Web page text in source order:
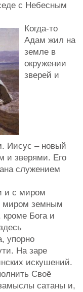
с Небесным
Когда-то
Адам жил на
земле в
окружении
зверей и
Иисус – новый
и зверями. Его
служением
и с миром
миром земным
Бога и
упорно
На заре
искушений.
Своё
сатаны и,